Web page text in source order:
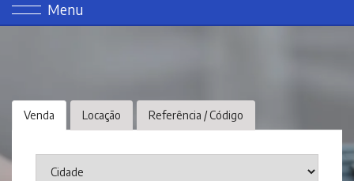
Menu
Venda Locação Referência / Código